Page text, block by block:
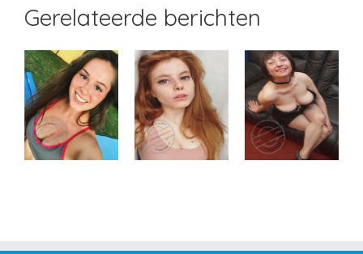
Gerelateerde berichten
Likemey Margje Stoeibal